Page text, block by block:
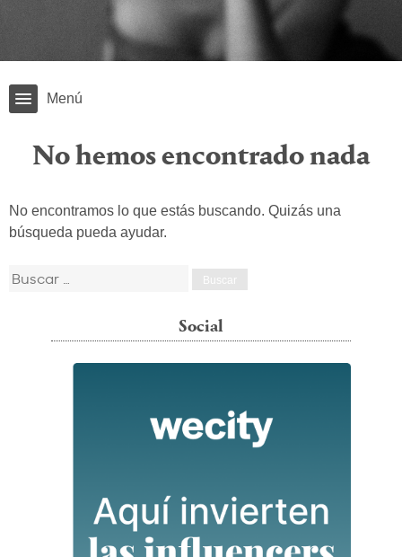
Menú
No hemos encontrado nada
No encontramos lo que estás buscando. Quizás una
búsqueda pueda ayudar.
Buscar:
Social